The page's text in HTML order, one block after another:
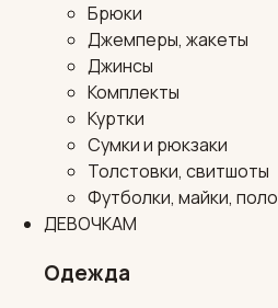
Брюки
Джемперы, жакеты
Джинсы
Комплекты
Куртки
Сумки и рюкзаки
Толстовки, свитшоты
Футболки, майки, поло
ДЕВОЧКАМ
Одежда